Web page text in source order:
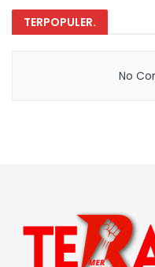
TERPOPULER.
No